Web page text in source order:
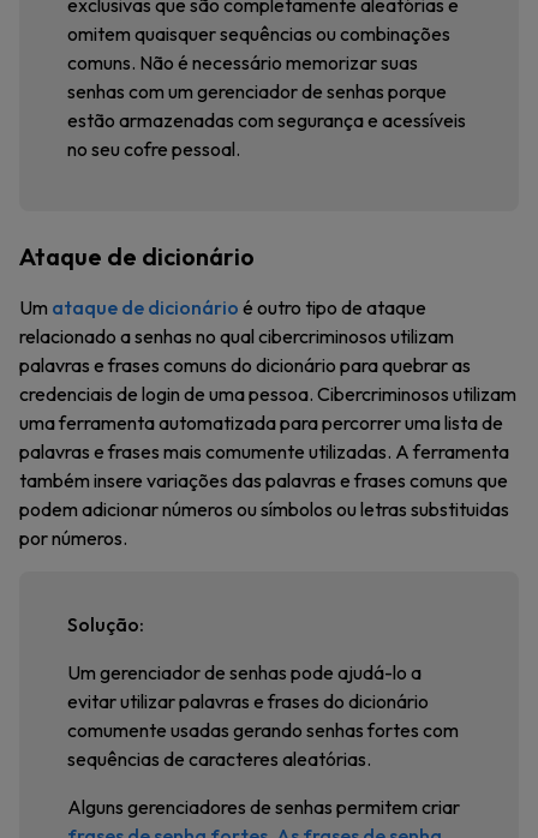
exclusivas que são completamente aleatórias e
omitem quaisquer sequências ou combinações
comuns. Não é necessário memorizar suas
senhas com um gerenciador de senhas porque
estão armazenadas com segurança e acessíveis
no seu cofre pessoal.
Ataque de dicionário
Um ataque de dicionário é outro tipo de ataque
relacionado a senhas no qual cibercriminosos utilizam
palavras e frases comuns do dicionário para quebrar as
credenciais de login de uma pessoa. Cibercriminosos utilizam
uma ferramenta automatizada para percorrer uma lista de
palavras e frases mais comumente utilizadas. A ferramenta
também insere variações das palavras e frases comuns que
podem adicionar números ou símbolos ou letras substituidas
por números.
Solução:
Um gerenciador de senhas pode ajudá-lo a
evitar utilizar palavras e frases do dicionário
comumente usadas gerando senhas fortes com
sequências de caracteres aleatórias.
Alguns gerenciadores de senhas permitem criar